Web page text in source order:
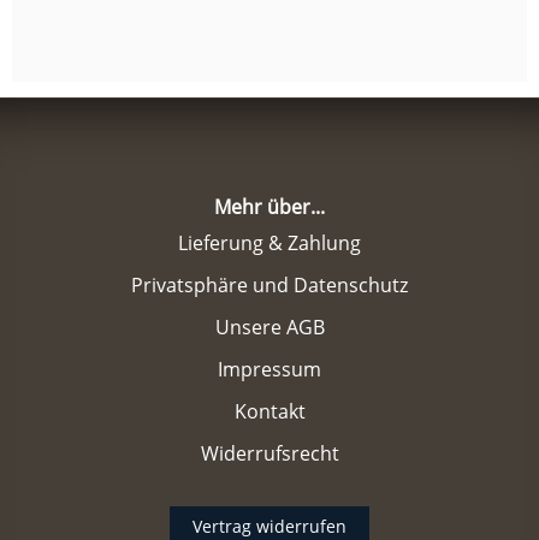
Mehr über...
Lieferung & Zahlung
Privatsphäre und Datenschutz
Unsere AGB
Impressum
Kontakt
Widerrufsrecht
Vertrag widerrufen